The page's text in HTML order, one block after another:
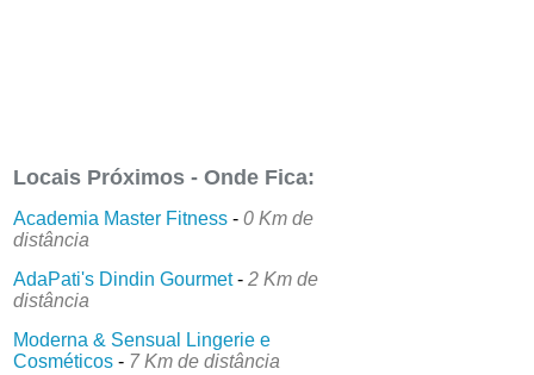
Locais Próximos - Onde Fica:
Academia Master Fitness -0 Km de
distância
AdaPati's Dindin Gourmet-2 Km de
distância
Moderna & Sensual Lingerie e
Cosméticos - 7 Km de distância